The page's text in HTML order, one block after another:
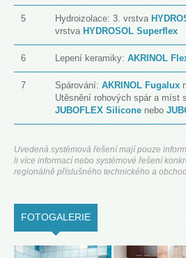
5 Hydroizolace: 3. vrstva
vrstva HYDROSOL Superflex
6 Lepení keramiky: AKRINOL
7 Spárování: AKRINOL Fugalux
Utěsnění rohových spár a míst
JUBOFLEX Silicone nebo
Uvedená systémová řešení mají pouze
li více informací nebo systémové řešení
regionálně příslušného technického a
FOTOGALERIE